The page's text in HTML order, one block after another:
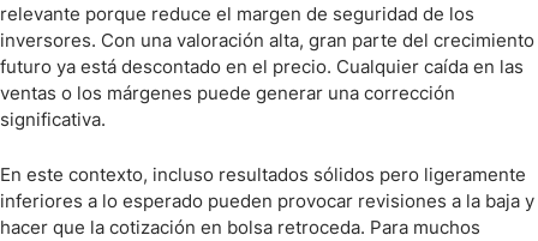
relevante porque reduce el margen de seguridad de los
inversores. Con una valoración alta, gran parte del crecimiento
futuro ya está descontado en el precio. Cualquier caída en las
ventas o los márgenes puede generar una corrección
significativa.
En este contexto, incluso resultados sólidos pero ligeramente
inferiores a lo esperado pueden provocar revisiones a la baja y
hacer que la cotización en bolsa retroceda. Para muchos